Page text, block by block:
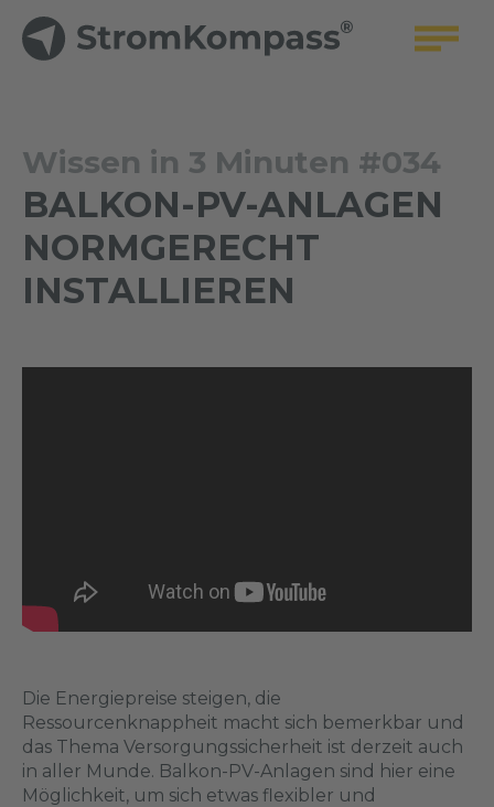
Wissen in 3 Minuten #034
BALKON-PV-ANLAGEN
NORMGERECHT
INSTALLIEREN
Die Energiepreise steigen, die
Ressourcenknappheit macht sich bemerkbar und
das Thema Versorgungssicherheit ist derzeit auch
in aller Munde. Balkon-PV-Anlagen sind hier eine
Möglichkeit, um sich etwas flexibler und